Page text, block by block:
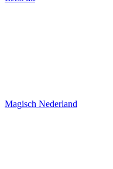
Magisch Nederland